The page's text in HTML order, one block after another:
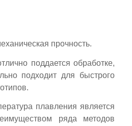
прочность.
поддается обработке,
подходит для быстрого
плавления является
ряда методов